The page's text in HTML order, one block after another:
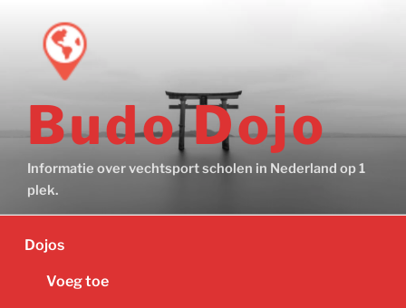
Budo Dojo
Informatie over vechtsport scholen in Nederland op 1
plek.
Dojos
Voeg toe